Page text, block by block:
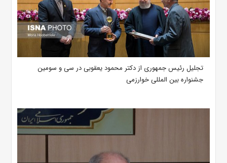
تجلیل رئیس جمهوری از دکتر محمود یعقوبی در سی و سومین
جشنواره بین المللی خوارزمی